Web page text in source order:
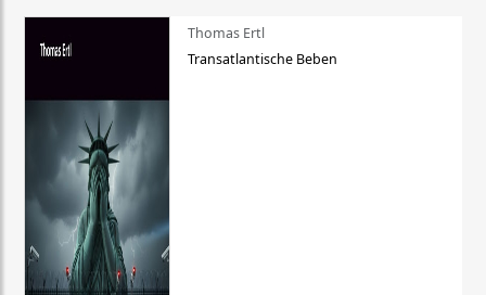
Thomas Ertl
Transatlantische Beben